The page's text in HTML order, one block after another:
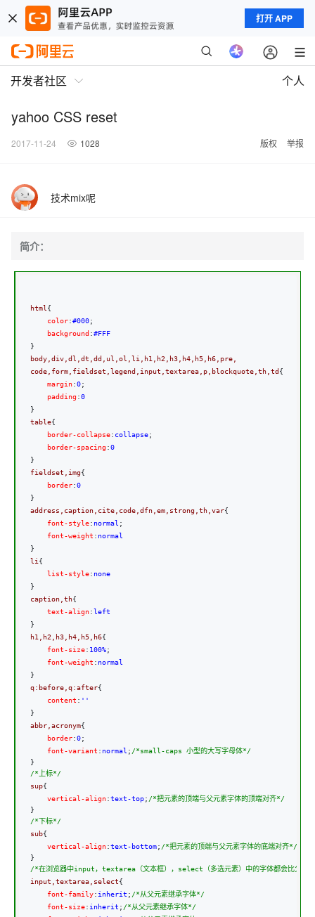
打开 APP
开发者社区 个人
yahoo CSS reset
2017-11-24 1028 版权 举报
技术mix呢
简介：
html {
    color
:#000;
    background
:
}
body,div,dl,dt,dd,ul,ol,li,h1,h2,h3,h4,h5,h6,pre,
code,form,fieldset,legend,input,textarea,p,blockquote,th,td{
    margin
:0;
    padding
:
}
table{
    border-collapse
: collapse;
    border-spacing
:
}
fieldset,img{
    border
:
}
address,caption,cite,code,dfn,em,strong,th,var{
    font-style
: normal ;
    font-weight
:
}
li {
    list-style
:
}
caption,th{
    text-align
:
}
h1,h2,h3,h4,h5,h6{
    font-size
: 100%;
    font-weight
:
}
q:before,q:after{
    content
:
}
abbr,acronym{
    border
:0;
    font-variant
: normal ; /*small-caps 小型的大写字母体*/
/* 上标*/
sup{
    vertical-align
:text-top; /*把元素的顶端与父元素字体的顶端对齐*/
/*下标*/
sub{
    vertical-align
:text-bottom; /*把元素的顶端与父元素字体的底端对齐*/
/*在浏览器中input，textarea（文本框），select（多选元素）中的字体都会比父元
input,textarea,select{
    font-family
: inherit ; /*从父元素继承字体*/
    font-size
: inherit ; /*从父元素继承字体*/